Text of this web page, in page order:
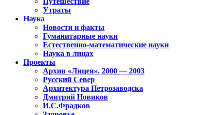
Утраты
Наука
Новости и факты
Гуманитарные науки
Естественно-математические науки
Наука в лицах
Проекты
Архив «Лицея». 2000 — 2003
Русский Север
Архитектура Петрозаводска
Дмитрий Новиков
И.С.Фрадков